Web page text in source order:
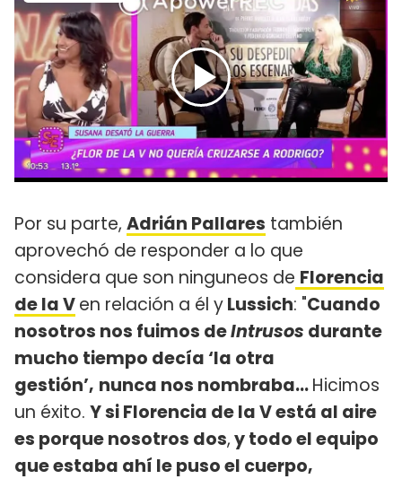
Por su parte, Adrián Pallares también
aprovechó de responder a lo que
considera que son ninguneos de Florencia
de la Ven relación a él yLussich: "Cuando
nosotros nos fuimos deIntrusos durante
mucho tiempo decía ‘la otra
gestión’, nunca nos nombraba...Hicimos
un éxito. Y si Florencia de la V está al aire
es porque nosotros dos,y todo el equipo
que estaba ahí le puso el cuerpo,